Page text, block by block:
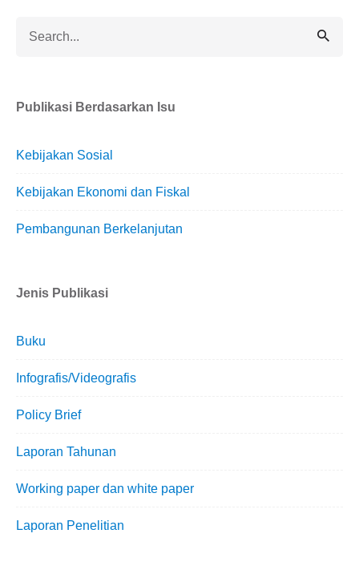
Publikasi Berdasarkan Isu
Kebijakan Sosial
Kebijakan Ekonomi dan Fiskal
Pembangunan Berkelanjutan
Jenis Publikasi
Buku
Infografis/Videografis
Policy Brief
Laporan Tahunan
Working paper dan white paper
Laporan Penelitian